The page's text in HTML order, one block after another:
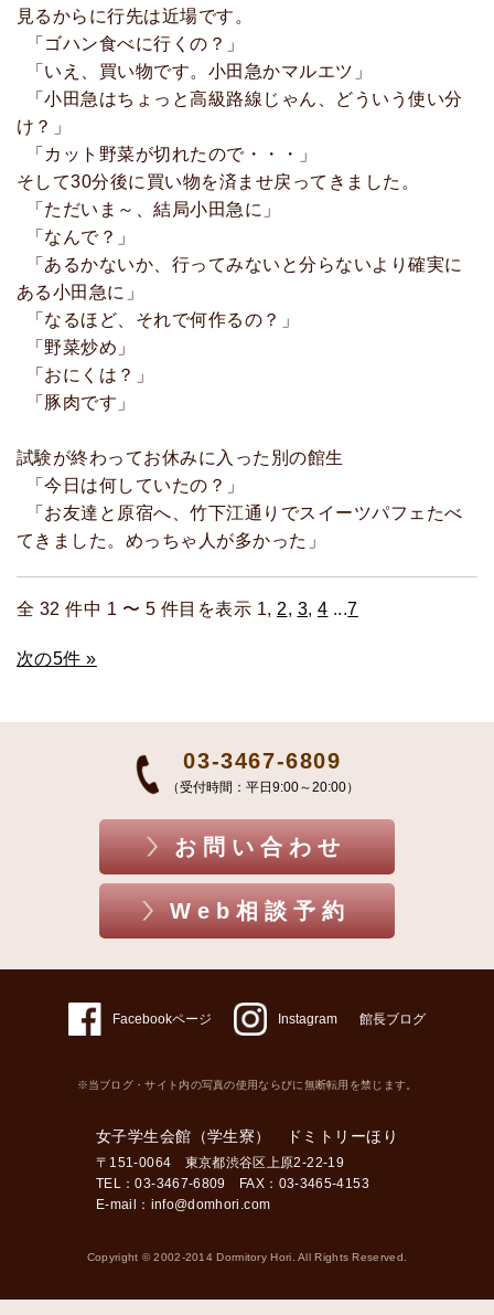
見るからに行先は近場です。
「ゴハン食べに行くの？」
「いえ、買い物です。小田急かマルエツ」
「小田急はちょっと高級路線じゃん、どういう使い分
け？」
「カット野菜が切れたので・・・」
そして30分後に買い物を済ませ戻ってきました。
「ただいま～、結局小田急に」
「なんで？」
「あるかないか、行ってみないと分らないより確実に
ある小田急に」
「なるほど、それで何作るの？」
「野菜炒め」
「おにくは？」
「豚肉です」
試験が終わってお休みに入った別の館生
「今日は何していたの？」
「お友達と原宿へ、竹下江通りでスイーツパフェたべ
てきました。めっちゃ人が多かった」
全 32 件中 1 〜 5 件目を表示 1, 2, 3, 4 ...7
次の5件 »
03-3467-6809
（受付時間：平日9:00～20:00）
お問い合わせ
Web相談予約
Facebookページ Instagram 館長ブログ
※当ブログ・サイト内の写真の使用ならびに無断転用を禁じます。
女子学生会館（学生寮） ドミトリーほり
〒151-0064 東京都渋谷区上原2-22-19
TEL：03-3467-6809 FAX：03-3465-4153
E-mail： info@domhori.com
Copyright © 2002-2014 Dormitory Hori. All Rights Reserved.